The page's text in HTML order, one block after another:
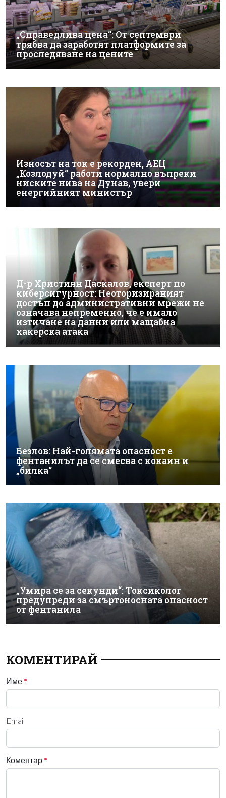
„Справедлива цена“: От септември
трябва да заработят платформите за
проследяване на цените
Износът на ток е рекорден, АЕЦ
„Козлодуй“ работи нормално въпреки
ниските нива на Дунав, увери
енергийният министър
Д-р Християн Даскалов, експерт по
киберсигурност: Неоторизираният
достъп до административни мрежи не
означава непременно, че е имало
изтичане на данни или мащабна
хакерска атака
Безлов: Най-голямата опасност е
фентанилът да се смесва с кокаин и
„билка“
„Умира се за секунди“: Токсиколог
предупреди за смъртоносната опасност
от фентанила
КОМЕНТИРАЙ
Име *
Email
Коментар *